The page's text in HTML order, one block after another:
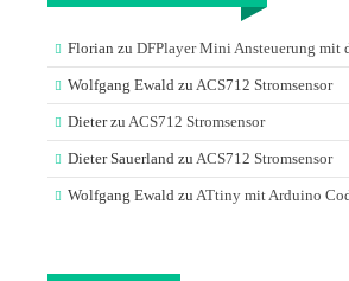
Florian zu DFPlayer Mini Ansteuerung mit
Wolfgang Ewald zu ACS712 Stromsensor
Dieterzu ACS712 Stromsensor
Dieter Sauerland zu ACS712 Stromsensor
Wolfgang Ewald zu ATtiny mit Arduino